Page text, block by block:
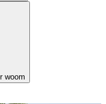
woom